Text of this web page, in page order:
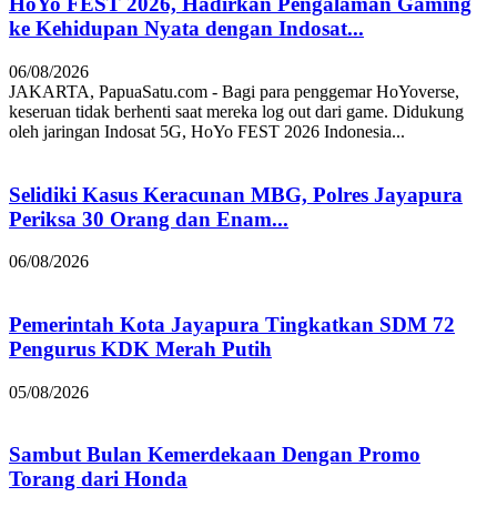
ke Kehidupan Nyata dengan Indosat...
06/08/2026
JAKARTA, PapuaSatu.com - Bagi para penggemar HoYoverse,
keseruan tidak berhenti saat mereka log out dari game. Didukung
oleh jaringan Indosat 5G, HoYo FEST 2026 Indonesia...
Selidiki Kasus Keracunan MBG, Polres Jayapura
Periksa 30 Orang dan Enam...
06/08/2026
Pemerintah Kota Jayapura Tingkatkan SDM 72
Pengurus KDK Merah Putih
05/08/2026
Sambut Bulan Kemerdekaan Dengan Promo
Torang dari Honda